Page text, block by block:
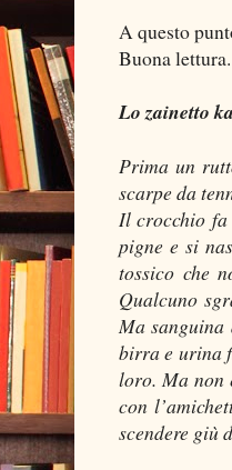
A questo
Buona lettura.
Lo zainetto
Prima un
scarpe da
Il crocchio fa
pigne e si
tossico che
Qualcuno
Ma sanguina
birra e urina
loro. Ma non
con
scendere giù